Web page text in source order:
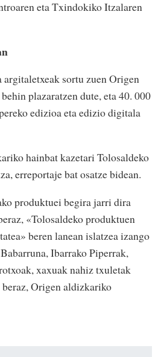
eta Txindokiko Itzalaren
sortu zuen Origen
plazaratzen dute, eta 40. 000
edizioa eta edizio digitala
hainbat kazetari Tolosaldeko
erreportaje bat osatze bidean.
produktuei begira jarri dira
«Tolosaldeko produktuen
beren lanean islatzea izango
Ibarrako Piperrak,
xaxuak nahiz txuletak
Origen aldizkariko